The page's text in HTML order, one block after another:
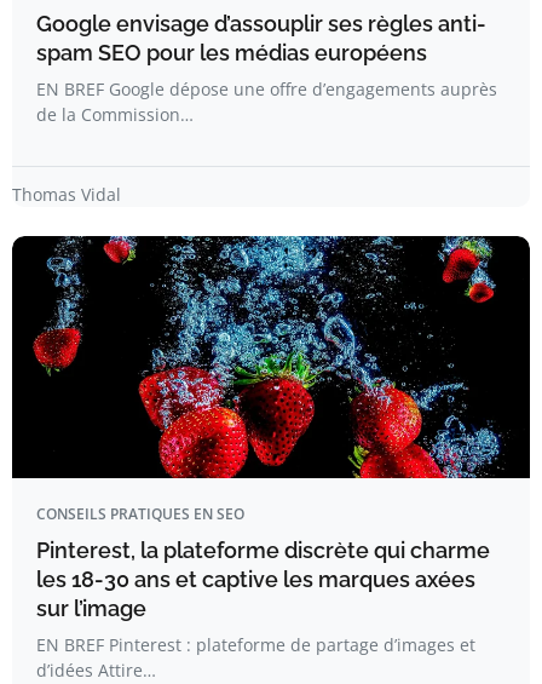
Google envisage d’assouplir ses règles anti-
spam SEO pour les médias européens
EN BREF Google dépose une offre d’engagements auprès
de la Commission…
Thomas Vidal
CONSEILS PRATIQUES EN SEO
Pinterest, la plateforme discrète qui charme
les 18-30 ans et captive les marques axées
sur l’image
EN BREF Pinterest : plateforme de partage d’images et
d’idées Attire…